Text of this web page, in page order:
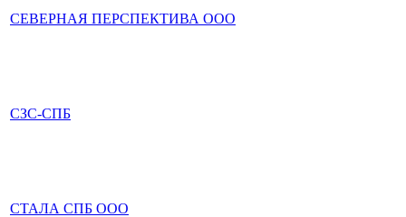
СЕВЕРНАЯ ПЕРСПЕКТИВА ООО
СЗС-СПБ
СТАЛА СПБ ООО